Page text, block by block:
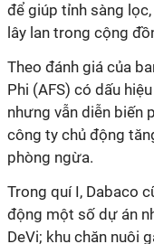
để giúp tỉnh sàng
lây lan trong cộng
Theo đánh giá của
Phi (AFS) có dấu
nhưng vẫn diễn biến
công ty chủ động
phòng ngừa.
Trong quí I, Dabaco
động một số dự án
DeVi; khu chăn nuôi